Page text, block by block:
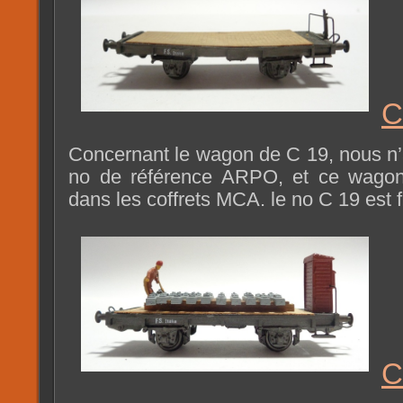
Concernant le wagon de C 19, nous
no de référence ARPO, et ce
dans les coffrets MCA. le no C 19 est